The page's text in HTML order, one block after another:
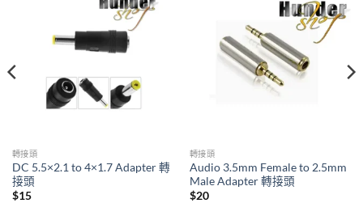
轉接頭
DC 5.5×2.1 to 4×1.7 Adapter 轉
接頭
$15
轉接頭
Audio 3.5mm Female to 2.5mm
Male Adapter 轉接頭
$20